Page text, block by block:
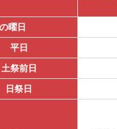
曜日
平日
土祭前日
日祭日